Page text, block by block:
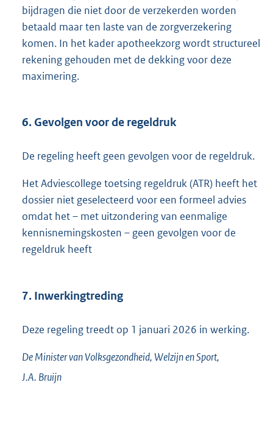
bijdragen die niet door de verzekerden worden
betaald maar ten laste van de zorgverzekering
komen. In het kader apotheekzorg wordt structureel
rekening gehouden met de dekking voor deze
maximering.
6. Gevolgen voor de regeldruk
De regeling heeft geen gevolgen voor de regeldruk.
Het Adviescollege toetsing regeldruk (ATR) heeft het
dossier niet geselecteerd voor een formeel advies
omdat het – met uitzondering van eenmalige
kennisnemingskosten – geen gevolgen voor de
regeldruk heeft
7. Inwerkingtreding
Deze regeling treedt op 1 januari 2026 in werking.
De Minister van Volksgezondheid, Welzijn en Sport,
J.A. Bruijn